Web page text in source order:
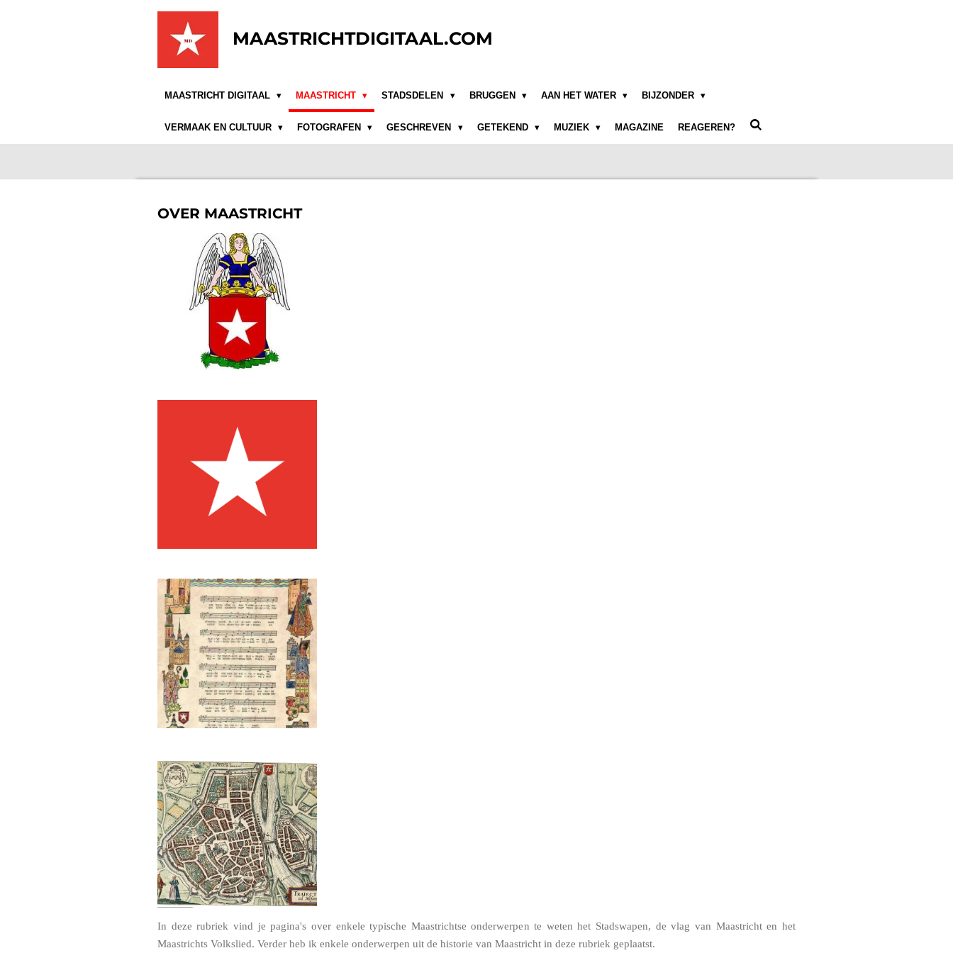
MAASTRICHTDIGITAAL.COM
MAASTRICHT DIGITAAL MAASTRICHT STADSDELEN BRUGGEN AAN HET WATER BIJZONDER
VERMAAK EN CULTUUR FOTOGRAFEN GESCHREVEN GETEKEND MUZIEK MAGAZINE REAGEREN?
OVER MAASTRICHT
In deze rubriek vind je pagina's over enkele typische Maastrichtse onderwerpen te weten het Stadswapen, de vlag van Maastricht en het
Maastrichts Volkslied. Verder heb ik enkele onderwerpen uit de historie van Maastricht in deze rubriek geplaatst.